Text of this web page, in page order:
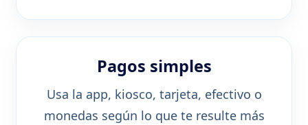
Pagos simples
Usa la app, kiosco, tarjeta, efectivo o
monedas según lo que te resulte más